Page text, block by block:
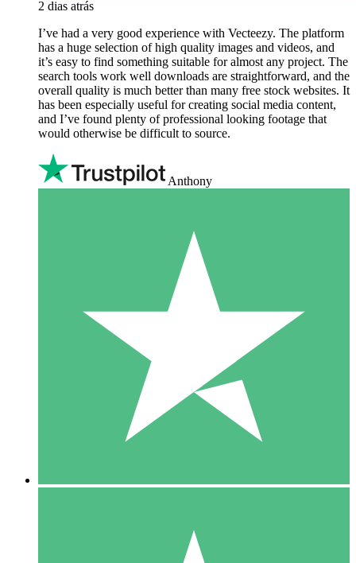
2 dias atrás
I’ve had a very good experience with Vecteezy. The platform
has a huge selection of high quality images and videos, and
it’s easy to find something suitable for almost any project. The
search tools work well downloads are straightforward, and the
overall quality is much better than many free stock websites. It
has been especially useful for creating social media content,
and I’ve found plenty of professional looking footage that
would otherwise be difficult to source.
Anthony